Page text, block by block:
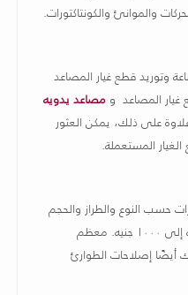
والموانئ والكونتاكتورات.
وتوريد قطع غيار المصاعد
المصاعد و مصاعد يدويه
على ذلك، يمكن العثور
المستعملة.
حسب النوع والطراز والحجم
والعمر، وفي المتوسط ​​تتراوح من ١٠٠ جنيه إلى ١٠٠٠ جنيه. معظم
أيضًا إصلاحات الطوارئ